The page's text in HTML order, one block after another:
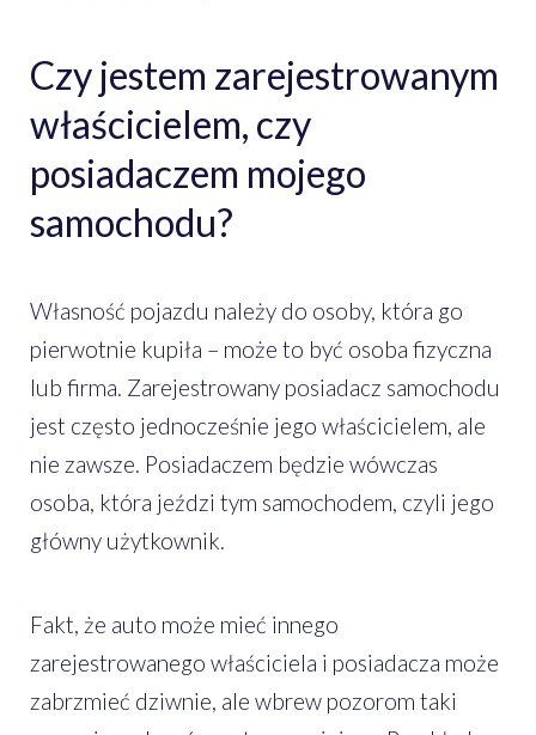
Czy jestem zarejestrowanym
właścicielem, czy
posiadaczem mojego
samochodu?
Własność pojazdu należy do osoby, która go
pierwotnie kupiła – może to być osoba fizyczna
lub firma. Zarejestrowany posiadacz samochodu
jest często jednocześnie jego właścicielem, ale
nie zawsze. Posiadaczem będzie wówczas
osoba, która jeździ tym samochodem, czyli jego
główny użytkownik.
Fakt, że auto może mieć innego
zarejestrowanego właściciela i posiadacza może
zabrzmieć dziwnie, ale wbrew pozorom taki